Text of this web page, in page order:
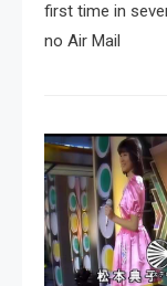
first time in
no Air Mail